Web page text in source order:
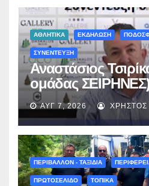
ΑΘΛΗΤΙΚΑ ΕΚΔΗΛΩΣΗ
ΣΥΝΕΝΤΕΥΞΗ
Αναστάσιος
ομάδας
fm 93.3: «Το
πραγματικότητα –
περιμένουμε
στη Μυρσίνα
(audio)
ΑΥΓ 7, 2026 ΧΡΉΣΤΟΣ
ΠΕΡΙΒΑΛΛΟΝ - ΤΑΞΙΔΙΑ
ΠΡΩΤΟΣΕΛΙΔΟ ΤΟΠΙΚΑ